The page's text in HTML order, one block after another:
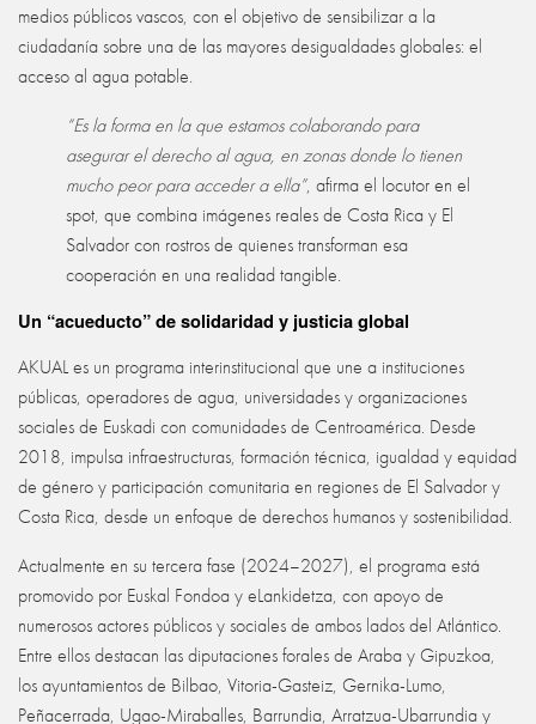
medios públicos vascos, con el objetivo de sensibilizar a la
ciudadanía sobre una de las mayores desigualdades globales: el
acceso al agua potable.
“Es la forma en la que estamos colaborando para
asegurar el derecho al agua, en zonas donde lo tienen
mucho peor para acceder a ella”, afirma el locutor en el
spot, que combina imágenes reales de Costa Rica y El
Salvador con rostros de quienes transforman esa
cooperación en una realidad tangible.
Un “acueducto” de solidaridad y justicia global
AKUAL es un programa interinstitucional que une a instituciones
públicas, operadores de agua, universidades y organizaciones
sociales de Euskadi con comunidades de Centroamérica. Desde
2018, impulsa infraestructuras, formación técnica, igualdad y equidad
de género y participación comunitaria en regiones de El Salvador y
Costa Rica, desde un enfoque de derechos humanos y sostenibilidad.
Actualmente en su tercera fase (2024–2027), el programa está
promovido por Euskal Fondoa y eLankidetza, con apoyo de
numerosos actores públicos y sociales de ambos lados del Atlántico.
Entre ellos destacan las diputaciones forales de Araba y Gipuzkoa,
los ayuntamientos de Bilbao, Vitoria-Gasteiz, Gernika-Lumo,
Peñacerrada, Ugao-Miraballes, Barrundia, Arratzua-Ubarrundia y